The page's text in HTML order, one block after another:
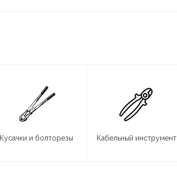
Кусачки и болторезы Кабельный инструмент